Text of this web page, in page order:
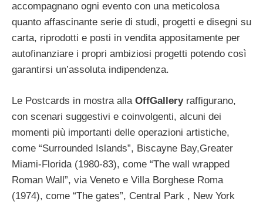
accompagnano ogni evento con una meticolosa
quanto affascinante serie di studi, progetti e disegni su
carta, riprodotti e posti in vendita appositamente per
autofinanziare i propri ambiziosi progetti potendo così
garantirsi un’assoluta indipendenza.
Le Postcards in mostra alla OffGalleryraffigurano,
con scenari suggestivi e coinvolgenti, alcuni dei
momenti più importanti delle operazioni artistiche,
come “Surrounded Islands”, Biscayne Bay,Greater
Miami-Florida (1980-83), come “The wall wrapped
Roman Wall”, via Veneto e Villa Borghese Roma
(1974), come “The gates”, Central Park , New York